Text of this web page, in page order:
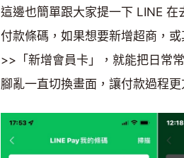
這邊也簡單跟大家提一下 LINE
付款條碼，如果想要新增超商，
>>「新增會員卡」，就能把日常
腳亂一直切換畫面，讓付款過程